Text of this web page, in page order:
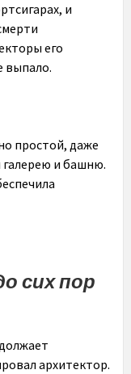
и
его
выпало.
простой, даже
и башню.
сих пор
архитектор.